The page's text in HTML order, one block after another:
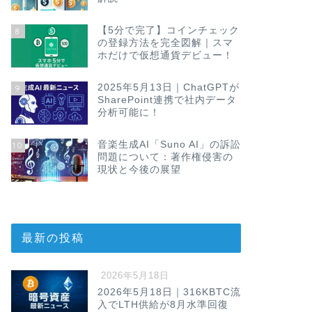
8
【5分で完了】コインチェック
の登録方法を完全図解｜スマ
ホだけで仮想通貨デビュー！
9
2025年5月13日｜ChatGPTが
SharePoint連携で社内データ
分析可能に！
10
音楽生成AI「Suno AI」の訴訟
問題について：著作権侵害の
現状と今後の展望
最新の投稿
2026年5月18日
2026年5月18日｜316KBTC流
入でLTH供給が8月水準回復